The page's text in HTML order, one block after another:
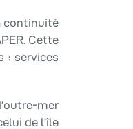
continuité
Cette
: services
mer
de l’île